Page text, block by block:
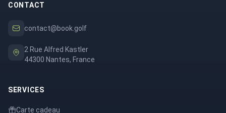
CONTACT
contact@book.golf
2 Rue Alfred Kastler
44300 Nantes, France
SERVICES
Carte cadeau